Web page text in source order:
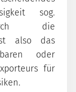
sog.
die
also das
oder
für